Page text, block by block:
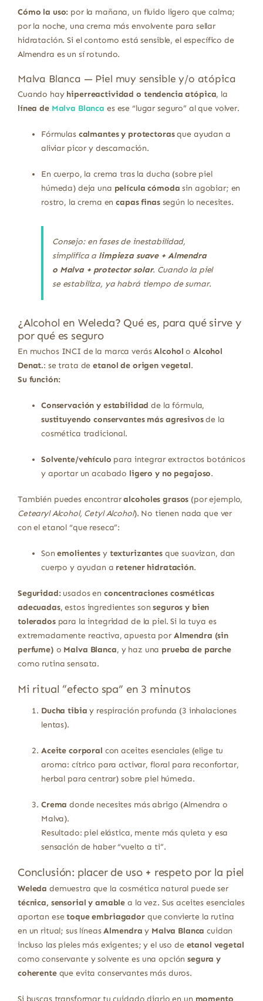
Cómo la uso: por la mañana, un fluido ligero que calma;
por la noche, una crema más envolvente para sellar
hidratación. Si el contorno está sensible, el específico de
Almendra es un sí rotundo.
Malva Blanca — Piel muy sensible y/o atópica
Cuando hay hiperreactividad o tendencia atópica, la
línea de Malva Blanca es ese “lugar seguro” al que volver.
Fórmulas calmantes y protectorasque ayudan a
aliviar picor y descamación.
En cuerpo, la crema tras la ducha (sobre piel
húmeda) deja una película cómoda sin agobiar; en
rostro, la crema encapas finassegún lo necesites.
Consejo: en fases de inestabilidad,
simplifica a limpieza suave + Almendra
o Malva + protector solar. Cuando la piel
se estabiliza, ya habrá tiempo de sumar.
¿Alcohol en Weleda? Qué es, para qué sirve y
por qué es seguro
En muchos INCI de la marca verásAlcohol o Alcohol
Denat.: se trata deetanol de origen vegetal.
Su función:
Conservación y estabilidad de la fórmula,
sustituyendo conservantes más agresivosde la
cosmética tradicional.
Solvente/vehículo para integrar extractos botánicos
y aportar un acabado ligero y no pegajoso.
También puedes encontraralcoholes grasos (por ejemplo,
Cetearyl Alcohol, Cetyl Alcohol). No tienen nada que ver
con el etanol “que reseca”:
Sonemolientes y texturizantesque suavizan, dan
cuerpo y ayudan a retener hidratación.
Seguridad:usados enconcentraciones cosméticas
adecuadas, estos ingredientes sonseguros y bien
toleradospara la integridad de la piel. Si la tuya es
extremadamente reactiva, apuesta por Almendra (sin
perfume) o Malva Blanca, y haz una prueba de parche
como rutina sensata.
Mi ritual “efecto spa” en 3 minutos
Ducha tibia y respiración profunda (3 inhalaciones
lentas).
Aceite corporal con aceites esenciales (elige tu
aroma: cítrico para activar, floral para reconfortar,
herbal para centrar) sobre piel húmeda.
Crema donde necesites más abrigo (Almendra o
Malva).
Resultado: piel elástica, mente más quieta y esa
sensación de haber “vuelto a ti”.
Conclusión: placer de uso + respeto por la piel
Weleda demuestra que la cosmética natural puede ser
técnica, sensorial y amable a la vez. Sus aceites esenciales
aportan esetoque embriagadorque convierte la rutina
en un ritual; sus líneasAlmendra y Malva Blanca cuidan
incluso las pieles más exigentes; y el uso de etanol vegetal
como conservante y solvente es una opciónsegura y
coherenteque evita conservantes más duros.
Si buscas transformar tu cuidado diario en un momento